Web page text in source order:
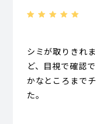
シミが取りきれ
ど、目視で確認
かなところまで
た。